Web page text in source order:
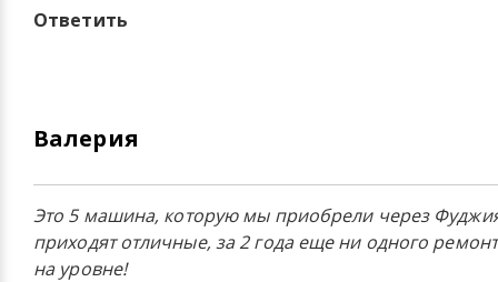
Ответить
Валерия
Это 5 машина, которую мы приобрели через
приходят отличные, за 2 года еще ни одного
на уровне!